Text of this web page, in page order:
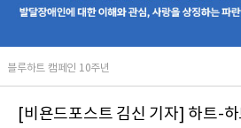
블루하트 캠페인 10주년
[비욘드포스트 김신 기자] 하트-